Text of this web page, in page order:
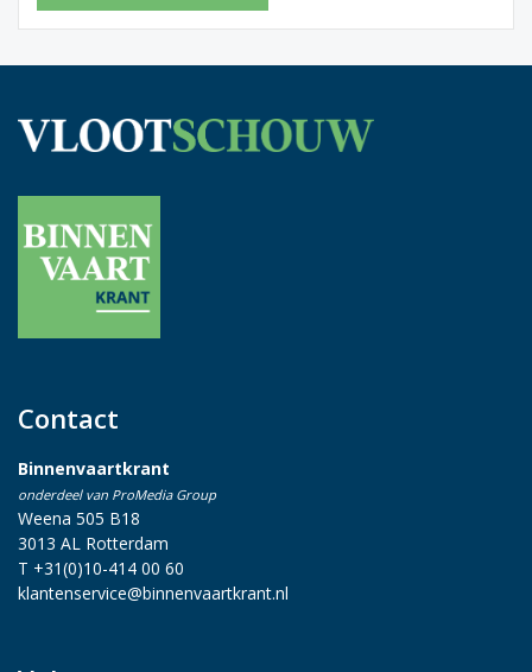
Contact
Binnenvaartkrant
onderdeel van ProMedia Group
Weena 505 B18
3013 AL Rotterdam
T +31(0)10-414 00 60
klantenservice@binnenvaartkrant.nl